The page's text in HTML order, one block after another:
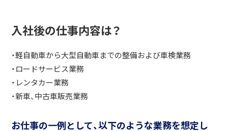
入社後の仕事内容は？
・軽自動車から大型自動車までの整備および車検業務
・ロードサービス業務
・レンタカー業務
・新車、中古車販売業務
お仕事の一例として、以下のような業務を想定し